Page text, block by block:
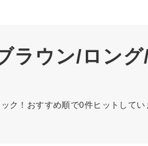
ラウン/ロン
ク！おすすめ順で0件ヒットして